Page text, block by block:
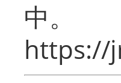
中。
https://